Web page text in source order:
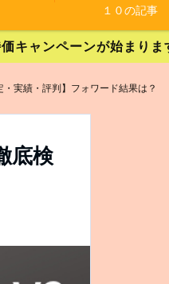
１０の記事
ャンペーンが始まりま
実績・評判】フォワード結果は？
底検